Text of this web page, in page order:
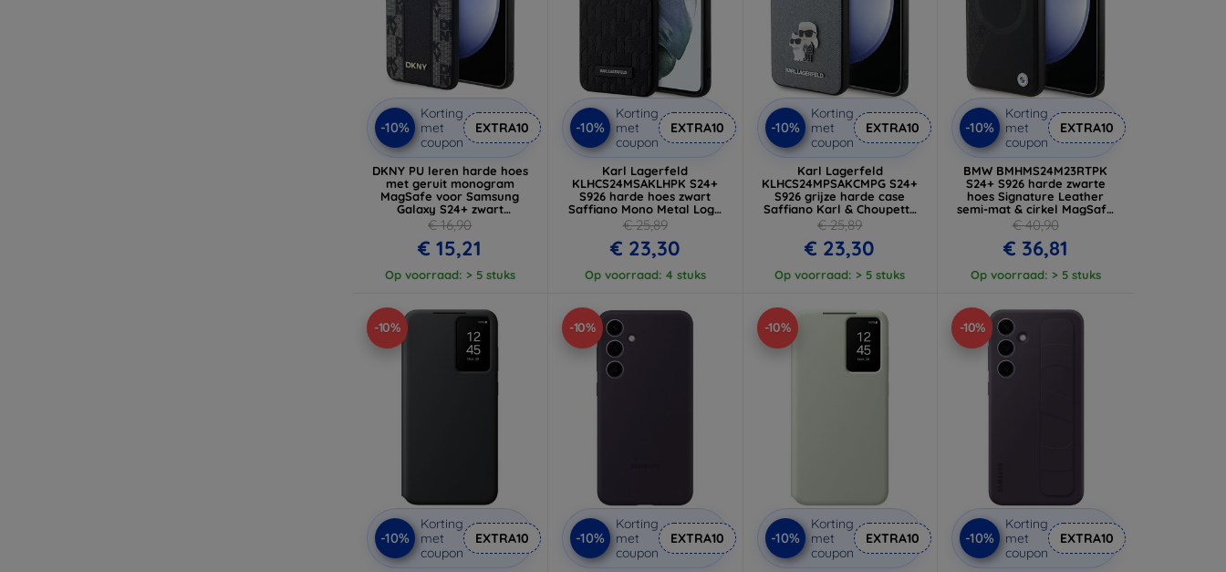
-10%
Korting
met
coupon
EXTRA10
DKNY PU leren harde hoes
met geruit monogram
MagSafe voor Samsung
Galaxy S24+ zwart
(DKHMS24MPCPVSLK)
€ 16,90
€ 15,21
Op voorraad: > 5 stuks
-10%
Korting
met
coupon
EXTRA10
Karl Lagerfeld
KLHCS24MSAKLHPK S24+
S926 harde hoes zwart
Saffiano Mono Metal Logo
(KLHCS24MSAKLHPK)
€ 25,89
€ 23,30
Op voorraad: 4 stuks
-10%
Korting
met
coupon
EXTRA10
Karl Lagerfeld
KLHCS24MPSAKCMPG S24+
S926 grijze harde case
Saffiano Karl & Choupette
met metalen speld
(KLHCS24MPSAKCMPK)
€ 25,89
€ 23,30
Op voorraad: > 5 stuks
-10%
Korting
met
coupon
EXTRA10
BMW BMHMS24M23RTPK
S24+ S926 harde zwarte
hoes Signature Leather
semi-mat & cirkel MagSafe
(BMHMS24M23RTPK)
€ 40,90
€ 36,81
Op voorraad: > 5 stuks
-10%
-10%
Korting
met
coupon
EXTRA10
-10%
-10%
Korting
met
coupon
EXTRA10
-10%
-10%
Korting
met
coupon
EXTRA10
-10%
-10%
Korting
met
coupon
EXTRA10